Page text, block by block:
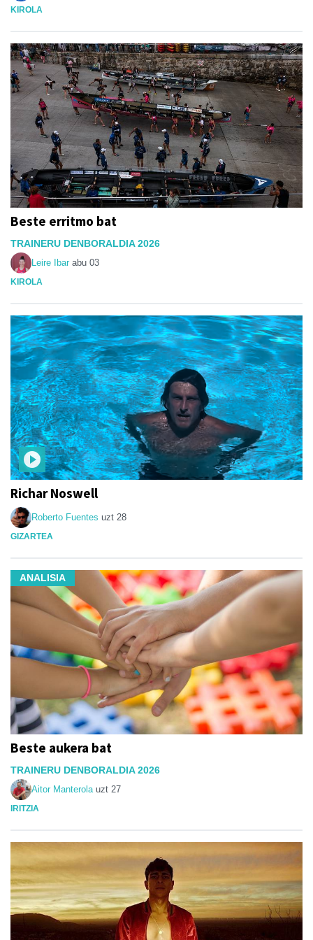
KIROLA
Beste erritmo bat
TRAINERU DENBORALDIA 2026
Leire Ibar abu 03
KIROLA
Richar Noswell
Roberto Fuentes uzt 28
GIZARTEA
ANALISIA
Beste aukera bat
TRAINERU DENBORALDIA 2026
Aitor Manterola uzt 27
IRITZIA